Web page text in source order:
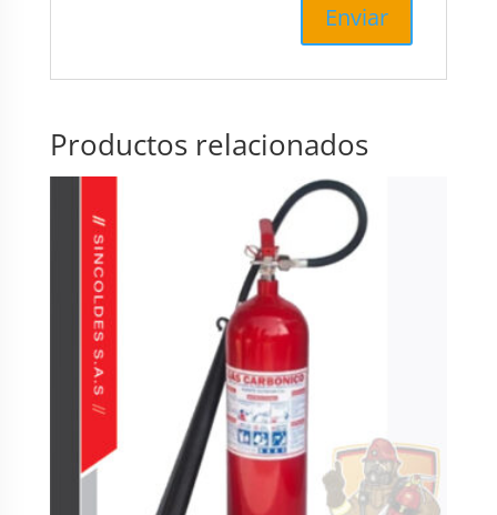
Productos relacionados